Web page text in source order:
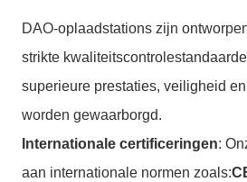
DAO-oplaadstations zijn
strikte
superieure prestaties, veiligheid
worden gewaarborgd.
Internationale certificeringen:
aan internationale normen zoals: